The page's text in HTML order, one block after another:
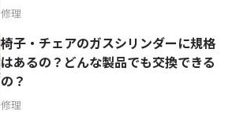
修理
椅子・チェアのガスシリンダーに規格
はあるの？どんな製品でも交換できる
の？
修理